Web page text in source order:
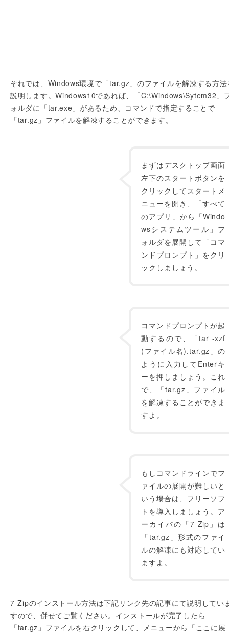
それでは、Windows環境で「tar.gz」のファイルを解凍する方法
説明します。Windows10であれば、「C:\Windows\Sytem32」
ォルダに「tar.exe」があるため、コマンドで指定することで
「tar.gz」ファイルを解凍することができます。
まずはデスクトップ画面
左下のスタートボタンを
クリックしてスタートメ
ニューを開き、「すべて
のアプリ」から「Windo
wsシステムツール」フ
ォルダを展開して「コマ
ンドプロンプト」をクリ
ックしましょう。
コマンドプロンプトが起
動するので、「tar -xzf
(ファイル名).tar.gz」の
ように入力してEnterキ
ーを押しましょう。これ
で、「tar.gz」ファイル
を解凍することができま
すよ。
もしコマンドラインでフ
ァイルの展開が難しいと
いう場合は、フリーソフ
トを導入しましょう。ア
ーカイバの「7-Zip」は
「tar.gz」形式のファイ
ルの解凍にも対応してい
ますよ。
7-Zipのインストール方法は下記リンク先の記事にて説明してい
すので、併せてご覧ください。インストールが完了したら
「tar.gz」ファイルを右クリックして、メニューから「ここに展